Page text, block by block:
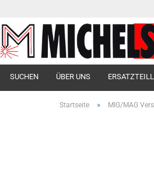
SUCHEN ÜBER UNS
Startseite » MIG/MAG